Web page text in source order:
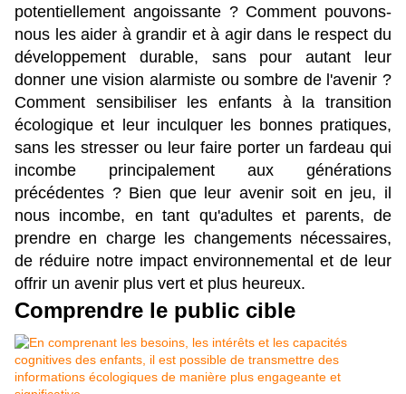
potentiellement angoissante ? Comment pouvons-
nous les aider à grandir et à agir dans le respect du
développement durable, sans pour autant leur
donner une vision alarmiste ou sombre de l'avenir ?
Comment sensibiliser les enfants à la transition
écologique et leur inculquer les bonnes pratiques,
sans les stresser ou leur faire porter un fardeau qui
incombe principalement aux générations
précédentes ? Bien que leur avenir soit en jeu, il
nous incombe, en tant qu'adultes et parents, de
prendre en charge les changements nécessaires,
de réduire notre impact environnemental et de leur
offrir un avenir plus vert et plus heureux.
Comprendre le public cible